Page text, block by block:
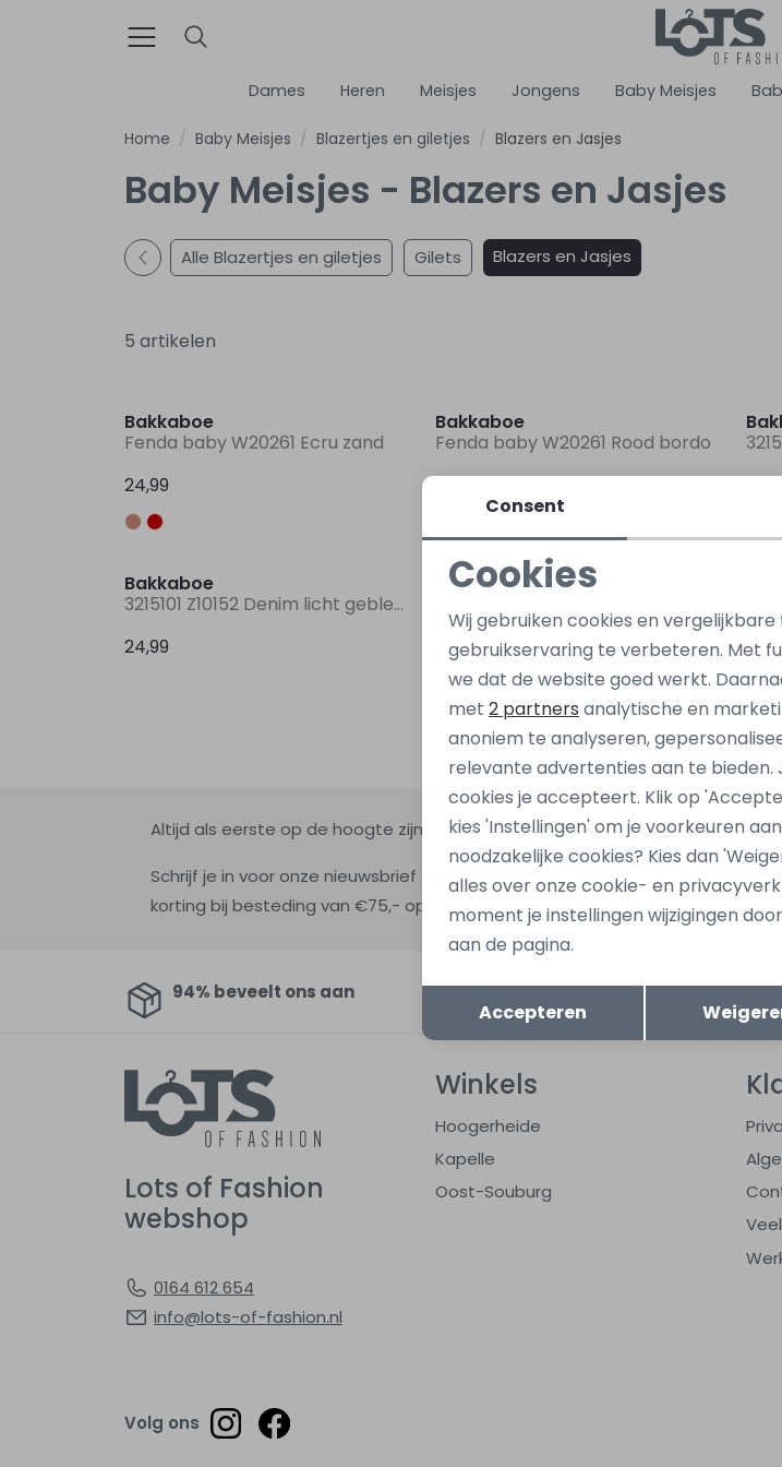
Dames Heren Meisjes Jongens Baby Meisjes
Home Baby Meisjes Blazertjes en giletjes Blazers en Jasjes
Baby Meisjes - Blazers en Jasjes
Alle Blazertjes en giletjes Blazers en Jasjes
Gilets
5 artikelen
Bakkaboe
Fenda baby W20261 Ecru zand
24,99
Bakkaboe
Fenda baby W20261 Rood bordo
Bakkaboe
3215101 Z10152 Denim licht gebleekt
24,99
Altijd als eerste op de hoogte zijn?
Schrijf je in voor onze nieuwsbrief en ontvang dan ook gelijk €5,-
korting bij besteding van €75,- op de nieuwe collectie!
94% beveelt ons aan Automatisch sparen voor korting
Lots of Fashion
webshop
0164 612 654
info@lots-of-fashion.nl
Winkels
Hoogerheide
Kapelle
Oost-Souburg
Volg ons
Noodzakelijke cookies
Analytische cookies
Terug
Consent
Cookies
Wij gebruiken cookies en
gebruikservaring te verbeteren. Met
we dat de website goed werkt.
met 2 partners analytische en
anoniem te analyseren,
relevante advertenties aan te bieden.
cookies je accepteert. Klik op
kies 'Instellingen' om je voorkeuren
noodzakelijke cookies? Kies dan
alles over onze cookie- en
moment je instellingen wijzigingen
aan de pagina.
Accepteren